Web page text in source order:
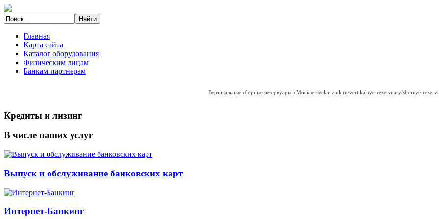
Главная
Карта сайта
Каталог оборудования
Физическим лицам
Банкам-партнерам
Вертикальные сборные резервуары в Москве steelar-zmk.ru/vertikalnye-rezervuary/sbornye-
Кредиты и лизинг
В числе наших услуг
Выпуск и обслуживание банковских карт
Интернет-Банкинг